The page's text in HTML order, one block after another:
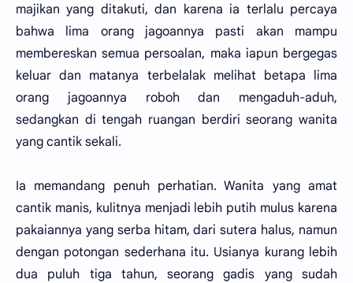
majikan yang ditakuti, dan karena ia terlalu percaya
bahwa lima orang jagoannya pasti akan mampu
membereskan semua persoalan, maka iapun bergegas
keluar dan matanya terbelalak melihat betapa lima
orang jagoannya roboh dan mengaduh-aduh,
sedangkan di tengah ruangan berdiri seorang wanita
yang cantik sekali.
Ia memandang penuh perhatian. Wanita yang amat
cantik manis, kulitnya menjadi lebih putih mulus karena
pakaiannya yang serba hitam, dari sutera halus, namun
dengan potongan sederhana itu. Usianya kurang lebih
dua puluh tiga tahun, seorang gadis yang sudah